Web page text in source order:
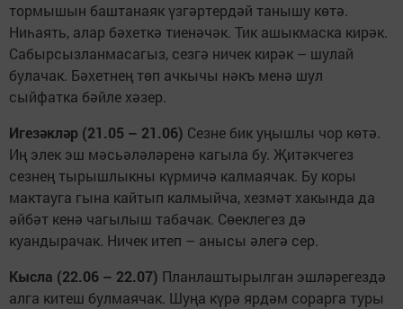
тормышын баштанаяк үзгәртердәй танышу көтә.
Ниһаять, алар бәхеткә тиенәчәк. Тик ашыкмаска кирәк.
Сабырсызланмасагыз, сезгә ничек кирәк – шулай
булачак. Бәхетнең төп ачкычы нәкъ менә шул
сыйфатка бәйле хәзер.
Игезәкләр (21.05 – 21.06) Сезне бик уңышлы чор көтә.
Иң элек эш мәсьәләләренә кагыла бу. Җитәкчегез
сезнең тырышлыкны күрмичә калмаячак. Бу коры
мактауга гына кайтып калмыйча, хезмәт хакында да
әйбәт кенә чагылыш табачак. Сөеклегез дә
куандырачак. Ничек итеп – анысы әлегә сер.
Кысла (22.06 – 22.07) Планлаштырылган эшләрегездә
алга китеш булмаячак. Шуңа күрә ярдәм сорарга туры